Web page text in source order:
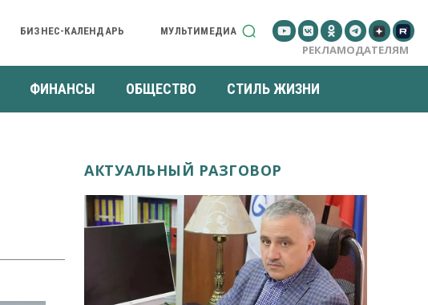
БИЗНЕС-КАЛЕНДАРЬ МУЛЬТИМЕДИА
РЕКЛАМОДАТЕЛЯМ
ФИНАНСЫ ОБЩЕСТВО СТИЛЬ ЖИЗНИ
АКТУАЛЬНЫЙ РАЗГОВОР